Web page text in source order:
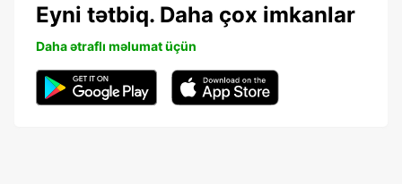
Eyni tətbiq. Daha çox imkanlar
Daha ətraflı məlumat üçün